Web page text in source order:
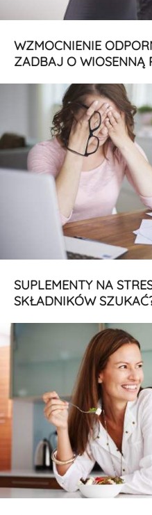
WZMOCNIENIE
ZADBAJ O WIOSENNĄ
SUPLEMENTY NA
SKŁADNIKÓW